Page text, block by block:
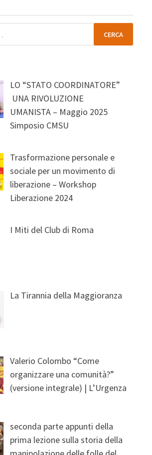
LO “STATO COORDINATORE”
UNA RIVOLUZIONE
UMANISTA – Maggio 2025
Simposio CMSU
Trasformazione personale e
sociale per un movimento di
liberazione – Workshop
Liberazione 2024
I Miti del Club di Roma
La Tirannia della Maggioranza
Valerio Colombo “Come
organizzare una comunità?”
(versione integrale) | L’Urgenza
seconda parte appunti della
prima lezione sulla storia della